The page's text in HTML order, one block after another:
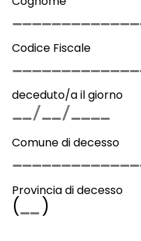
Codice Fiscale
deceduto/a il giorno
Comune di decesso
Provincia di decesso
( )